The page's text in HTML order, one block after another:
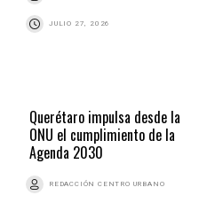
JULIO 27, 2026
Querétaro impulsa desde la
ONU el cumplimiento de la
Agenda 2030
REDACCIÓN CENTRO URBANO